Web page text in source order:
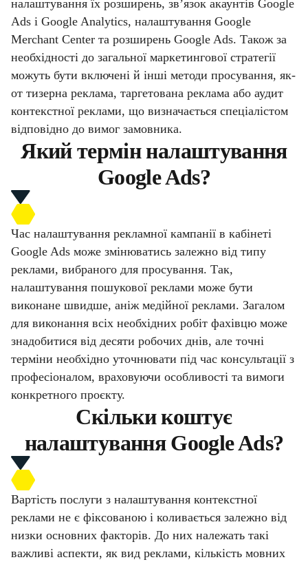
налаштування їх розширень, зв’язок акаунтів Google
Ads і Google Analytics, налаштування Google
Merchant Center та розширень Google Ads. Також за
необхідності до загальної маркетингової стратегії
можуть бути включені й інші методи просування, як-
от тизерна реклама, таргетована реклама або аудит
контекстної реклами, що визначається спеціалістом
відповідно до вимог замовника.
Який термін налаштування
Google Ads?
Час налаштування рекламної кампанії в кабінеті
Google Ads може змінюватись залежно від типу
реклами, вибраного для просування. Так,
налаштування пошукової реклами може бути
виконане швидше, аніж медійної реклами. Загалом
для виконання всіх необхідних робіт фахівцю може
знадобитися від десяти робочих днів, але точні
терміни необхідно уточнювати під час консультації з
професіоналом, враховуючи особливості та вимоги
конкретного проєкту.
Скільки коштує
налаштування Google Ads?
Вартість послуги з налаштування контекстної
реклами не є фіксованою і коливається залежно від
низки основних факторів. До них належать такі
важливі аспекти, як вид реклами, кількість мовних